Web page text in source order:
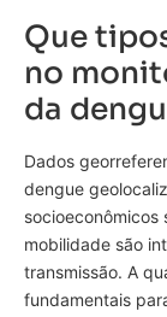
Que
no
da
Dados
dengue
socioeconômicos
mobilidade são
transmissão. A
fundamentais